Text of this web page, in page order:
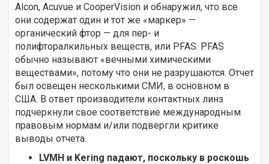
Alcon, Acuvue и CooperVision и обнаружил, что все
они содержат один и тот же «маркер» —
органический фтор — для пер- и
полифторалкильных веществ, или PFAS. PFAS
обычно называют «вечными химическими
веществами», потому что они не разрушаются. Отчет
был освещен несколькими СМИ, в основном в
США. В ответ производители контактных линз
подчеркнули свое соответствие международным
правовым нормам и/или подвергли критике
выводы отчета.
LVMH и Kering падают, поскольку в роскошь